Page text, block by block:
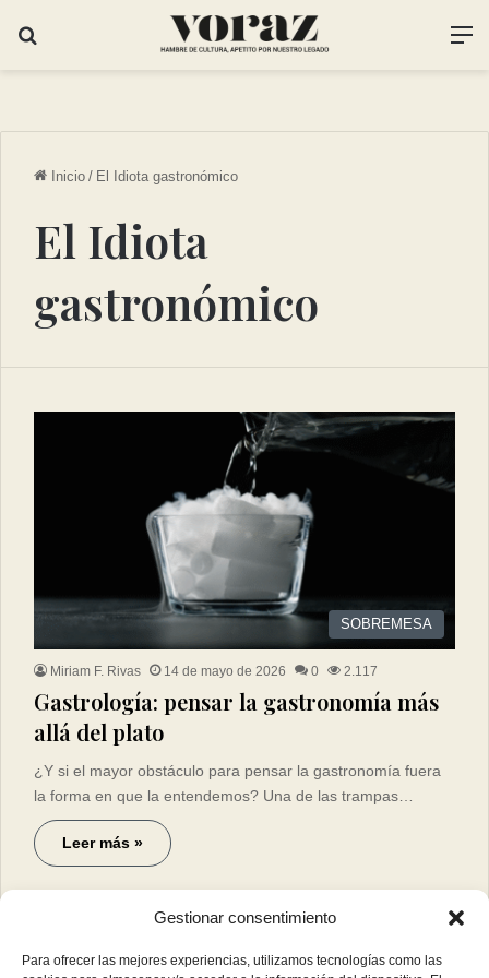
Gestionar consentimiento
Para ofrecer las mejores experiencias, utilizamos tecnologías como las
Inicio / El Idiota gastronómico
El Idiota
gastronómico
SOBREMESA
Miriam F. Rivas 14 de mayo de 2026 0 2.117
Gastrología: pensar la gastronomía más
allá del plato
¿Y si el mayor obstáculo para pensar la gastronomía fuera
la forma en que la entendemos? Una de las trampas…
Leer más »